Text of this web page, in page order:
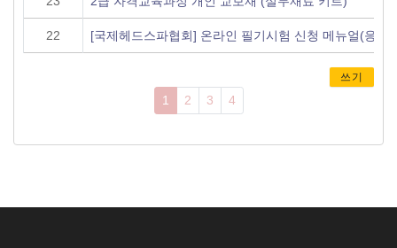
22 [국제헤드스파협회] 온라인 필기시험 신청 메뉴얼(응시
쓰기
1 2 3 4